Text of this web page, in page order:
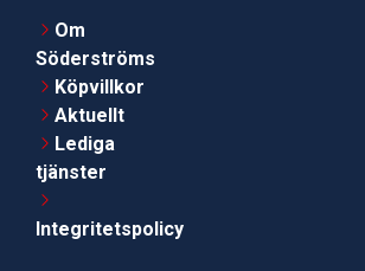
Om
Söderströms
Köpvillkor
Aktuellt
Lediga
tjänster
Integritetspolicy